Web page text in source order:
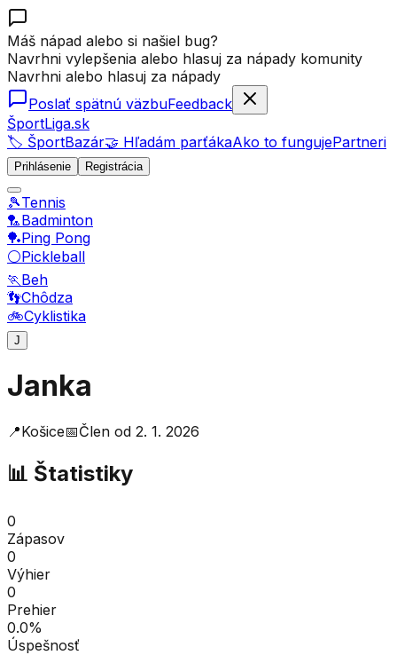
Máš nápad alebo si našiel bug?
Navrhni vylepšenia alebo hlasuj za nápady komunity
Navrhni alebo hlasuj za nápady
Poslať spätnú väzbuFeedback
ŠportLiga.sk
🏷️ ŠportBazár🤝 Hľadám parťákaAko to fungujePartneri
Prihlásenie Registrácia
🎾Tennis
🏸Badminton
🏓Ping Pong
⚪Pickleball
🏃Beh
👣Chôdza
🚲Cyklistika
J
Janka
📍Košice📅Člen od 2. 1. 2026
📊 Štatistiky
0
Zápasov
0
Výhier
0
Prehier
0.0%
Úspešnosť